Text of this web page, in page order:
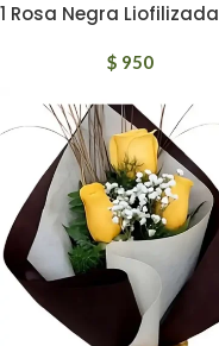
1 Rosa Negra Liofilizada
$ 950